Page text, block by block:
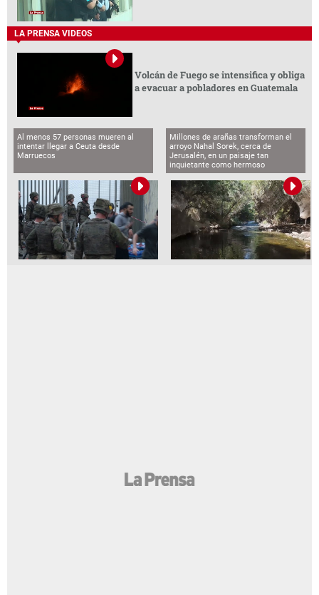
LA PRENSA VIDEOS
Volcán de Fuego se intensifica y obliga
a evacuar a pobladores en Guatemala
Al menos 57 personas mueren al
intentar llegar a Ceuta desde
Marruecos
Millones de arañas transforman el
arroyo Nahal Sorek, cerca de
Jerusalén, en un paisaje tan
inquietante como hermoso